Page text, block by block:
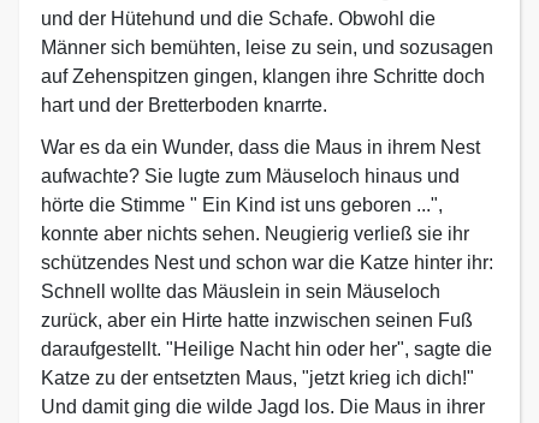
und der Hütehund und die Schafe. Obwohl die
Männer sich bemühten, leise zu sein, und sozusagen
auf Zehenspitzen gingen, klangen ihre Schritte doch
hart und der Bretterboden knarrte.
War es da ein Wunder, dass die Maus in ihrem Nest
aufwachte? Sie lugte zum Mäuseloch hinaus und
hörte die Stimme " Ein Kind ist uns geboren ...",
konnte aber nichts sehen. Neugierig verließ sie ihr
schützendes Nest und schon war die Katze hinter ihr:
Schnell wollte das Mäuslein in sein Mäuseloch
zurück, aber ein Hirte hatte inzwischen seinen Fuß
daraufgestellt. "Heilige Nacht hin oder her", sagte die
Katze zu der entsetzten Maus, "jetzt krieg ich dich!"
Und damit ging die wilde Jagd los. Die Maus in ihrer